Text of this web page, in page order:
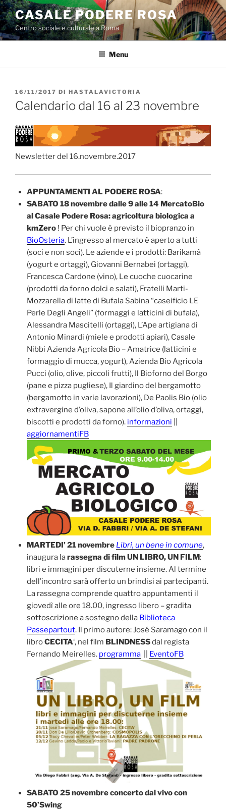
Salta
al
contenuto
CASALE PODERE ROSA
Centro sociale e culturale a Roma
Menu
PUBBLICATO
IL
16/11/2017 DI HASTALAVICTORIA
Calendario dal 16 al 23 novembre
Newsletter del 16.novembre.2017
APPUNTAMENTI AL PODERE ROSA:
SABATO 18 novembre dalle 9 alle 14 MercatoBio
al Casale Podere Rosa: agricoltura biologica a
kmZero! Per chi vuole è previsto il biopranzo in
BioOsteria. L’ingresso al mercato è aperto a tutti
(soci e non soci). Le aziende e i prodotti: Barikamà
(yogurt e ortaggi), Giovanni Bernabei (ortaggi),
Francesca Cardone (vino), Le cuoche cuocarine
(prodotti da forno dolci e salati), Fratelli Marti-
Mozzarella di latte di Bufala Sabina “caseificio LE
Perle Degli Angeli” (formaggi e latticini di bufala),
Alessandra Mascitelli (ortaggi), L’Ape artigiana di
Antonio Minardi (miele e prodotti apiari), Casale
Nibbi Azienda Agricola Bio – Amatrice (latticini e
formaggio di mucca, yogurt), Azienda Bio Agricola
Pucci (olio, olive, piccoli frutti), Il Bioforno del Borgo
(pane e pizza pugliese), Il giardino del bergamotto
(bergamotto in varie lavorazioni), De Paolis Bio (olio
extravergine d’oliva, sapone all’olio d’oliva, ortaggi,
biscotti e prodotti da forno). informazioni
aggiornamentiFB
MARTEDI’ 21 novembre Libri, un bene in comune,
inaugura larassegna di film UN LIBRO, UN FILM:
libri e immagini per discuterne insieme. Al termine
dell’incontro sarà offerto un brindisi ai partecipanti.
La rassegna comprende quattro appuntamenti il
giovedì alle ore 18.00, ingresso libero – gradita
sottoscrizione a sostegno della Biblioteca
Passepartout. Il primo autore: José Saramago con il
libroCECITA‘, nel film BLINDNESSdal regista
Fernando Meirelles. programma|| EventoFB
SABATO 25 novembre concerto dal vivo con
50’Swing